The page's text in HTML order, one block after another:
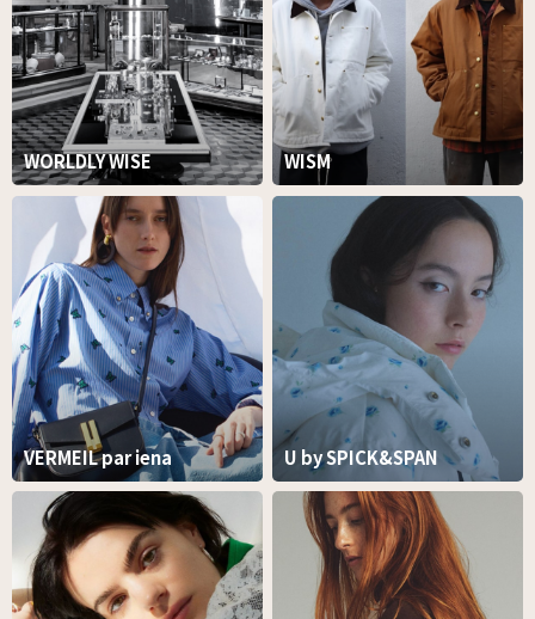
WORLDLY WISE WISM
VERMEIL par iena U by SPICK&SPAN